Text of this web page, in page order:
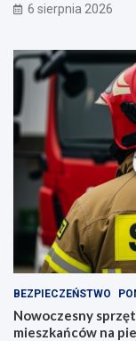
6 sierpnia 2026
BEZPIECZEŃSTWO
Nowoczesny
mieszkańców na